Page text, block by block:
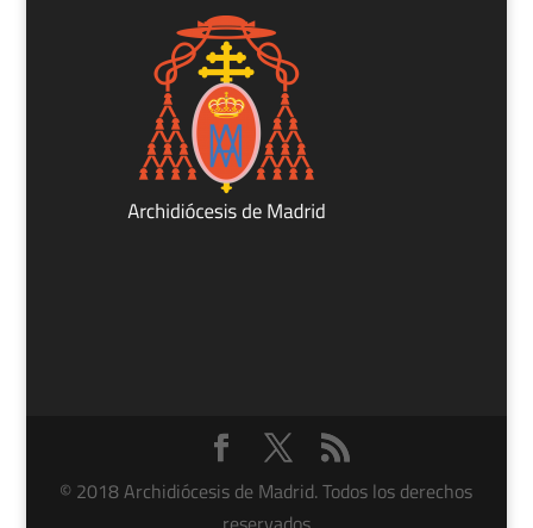
© 2018 Archidiócesis de Madrid. Todos los derechos